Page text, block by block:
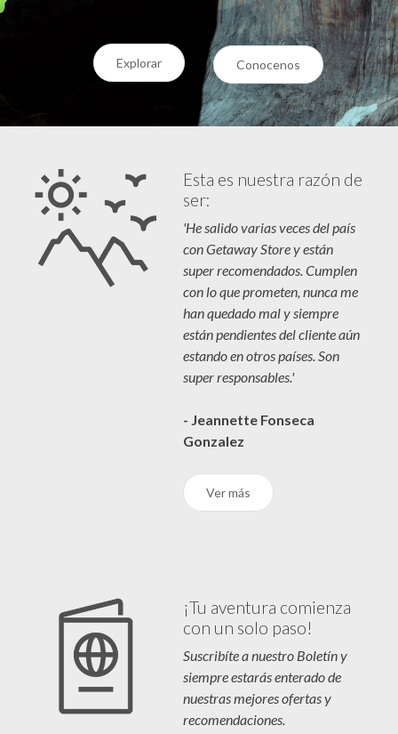
Explorar Conocenos
Esta es nuestra razón de
ser:
'He salido varias veces del país
con Getaway Store y están
super recomendados. Cumplen
con lo que prometen, nunca me
han quedado mal y siempre
están pendientes del cliente aún
estando en otros países. Son
super responsables.'
- Jeannette Fonseca
Gonzalez
Ver más
¡Tu aventura comienza
con un solo paso!
Suscribíte a nuestro Boletín y
siempre estarás enterado de
nuestras mejores ofertas y
recomendaciones.